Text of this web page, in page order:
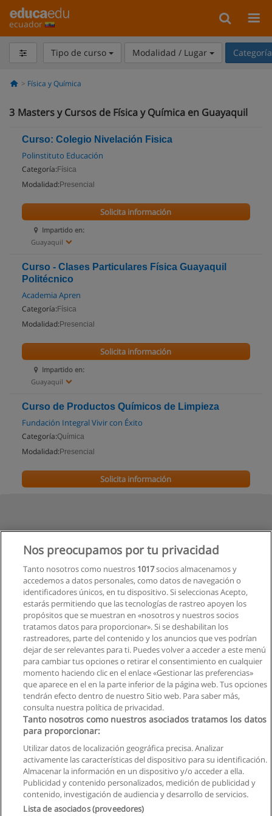
ecuador
Tipo de curso Modalidad / Lugar
Física y Química
3 Masters y Cursos de Física y Química en Guayaquil
Curso: Colegio Nivelación Fisica
Polinstituto Educación
Categoría: Física
Modalidad: Presencial
Impartido en:
Guayaquil
Solicita información
Curso - Clases Particulares Física Guayaquil
Politécnico
Academia Apren
Categoría: Física
Modalidad: Presencial
Impartido en:
Guayaquil
Solicita información
Curso de Productos Químicos de Limpieza
Fundación Integral Vivir con Éxito
Categoría:Química
Modalidad: Presencial
Solicita información
Reglas de uso
Privacidad de datos
Nos preocupamos por tu privacidad
Tanto nosotros como nuestros 1017socios almacenamos y
accedemos a datos personales, como datos de navegación o
identificadores únicos, en tu dispositivo. Si seleccionas Acepto,
estarás permitiendo que las tecnologías de rastreo apoyen los
propósitos que se muestran en «nosotros y nuestros socios
tratamos datos para proporcionar». Si se deshabilitan los
rastreadores, parte del contenido y los anuncios que ves podrían
dejar de ser relevantes para ti. Puedes volver a acceder a este menú
para cambiar tus opciones o retirar el consentimiento en cualquier
momento haciendo clic en el enlace «Gestionar las preferencias»
que aparece en el en la parte inferior de la página web. Tus opciones
tendrán efecto dentro de nuestro Sitio web. Para saber más,
consulta nuestra política de privacidad.
Tanto nosotros como nuestros asociados tratamos los datos
para proporcionar:
Utilizar datos de localización geográfica precisa. Analizar
activamente las características del dispositivo para su identificación.
Almacenar la información en un dispositivo y/o acceder a ella.
Publicidad y contenido personalizados, medición de publicidad y
contenido, investigación de audiencia y desarrollo de servicios.
Lista de asociados (proveedores)